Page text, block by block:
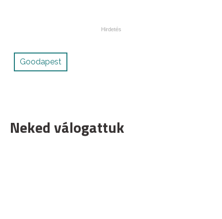
Goodapest
Neked válogattuk